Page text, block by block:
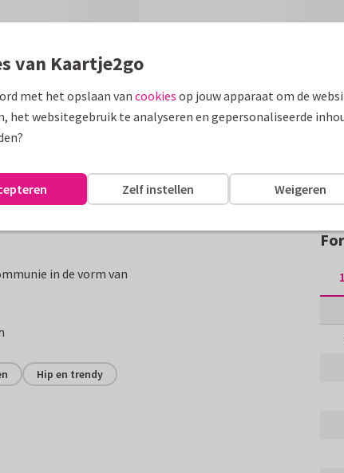
in de vorm van
Hip en trendy
van Kaartje2go
met het opslaan van cookies op jouw apparaat om de
het websitegebruik te analyseren en gepersonaliseerde
Weigeren
Zelf instellen